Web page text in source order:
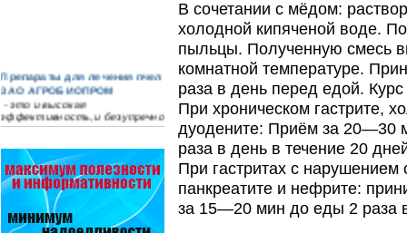
Препараты для лечения пчел
ЗАО АГРОБИОПРОМ
- это и высокая
эффективность, и безупречно
стабильные качество…
Препараты для лечения пчел
ЗАО АГРОБИОПРОМ
обеспечивают самые высокие
показатели сохранности
пчел и рентабельность
пасеки.
В сочетании с мёдом:
холодной кипяченой воде.
пыльцы. Полученную смесь
комнатной температуре.
раза в день перед едой.
При хроническом гастрите,
дуодените: Приём за 20—30
раза в день в течение 20
При гастритах с нарушением
панкреатите и нефрите:
за 15—20 мин до еды 2 раза